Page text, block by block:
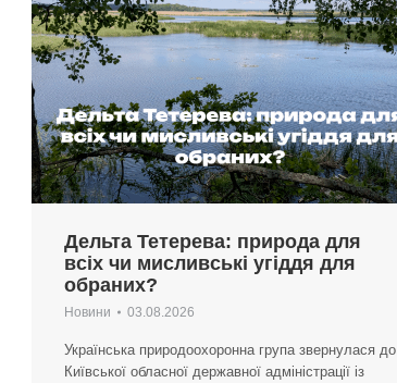
Дельта Тетерева: природа для
всіх чи мисливські угіддя для
обраних?
Новини 03.08.2026
Українська природоохоронна група звернулася до
Київської обласної державної адміністрації із